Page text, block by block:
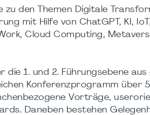
zu den Themen Digitale
mit Hilfe von ChatGPT, KI,
Cloud Computing,
1. und 2. Führungsebene
Konferenzprogramm über
Vorträge,
Daneben bestehen